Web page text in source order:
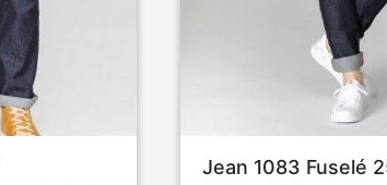
Jean 1083 Fuselé